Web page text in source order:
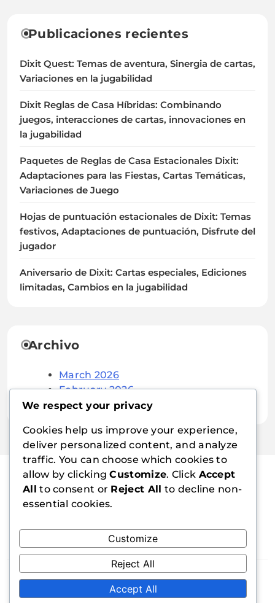
Publicaciones recientes
Dixit Quest: Temas de aventura, Sinergia de cartas,
Variaciones en la jugabilidad
Dixit Reglas de Casa Híbridas: Combinando
juegos, interacciones de cartas, innovaciones en
la jugabilidad
Paquetes de Reglas de Casa Estacionales Dixit:
Adaptaciones para las Fiestas, Cartas Temáticas,
Variaciones de Juego
Hojas de puntuación estacionales de Dixit: Temas
festivos, Adaptaciones de puntuación, Disfrute del
jugador
Aniversario de Dixit: Cartas especiales, Ediciones
limitadas, Cambios en la jugabilidad
Archivo
March 2026
February 2026
ieegro.org.mx
Blogzee - Blog WordPress Theme 2026.
We respect your privacy
Cookies help us improve your experience,
deliver personalized content, and analyze
traffic. You can choose which cookies to
allow by clickingCustomize. Click Accept
All to consent or Reject All to decline non-
essential cookies.
Customize
Reject All
Accept All